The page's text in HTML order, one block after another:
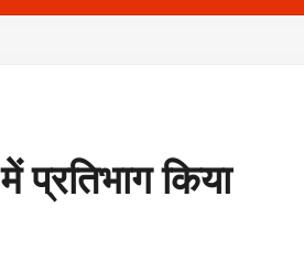
प्रतिभाग किया